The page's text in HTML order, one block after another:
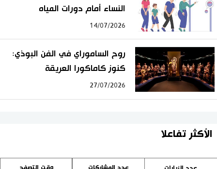
النساء أمام دورات المياه
14/07/2026
روح الساموراي في الفن البوذي:
كنوز كاماكورا العريقة
27/07/2026
الأكثر تفاعلا
عدد المشاركات وقت التصفح